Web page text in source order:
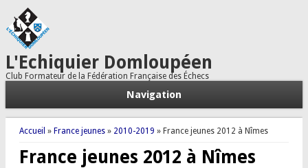
L'Echiquier Domloupéen
Club Formateur de la Fédération Française des Échecs
Navigation
Vous êtes ici
Accueil » France jeunes» 2010-2019 » France jeunes 2012 à Nîmes
France jeunes 2012 à Nîmes